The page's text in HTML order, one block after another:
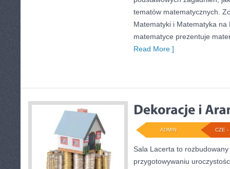
tematów matematycznych.
Matematyki i Matematyka
matematyce prezentuje
Read More ]
CZE -
ADMIN
Sala Lacerta to
przygotowywaniu